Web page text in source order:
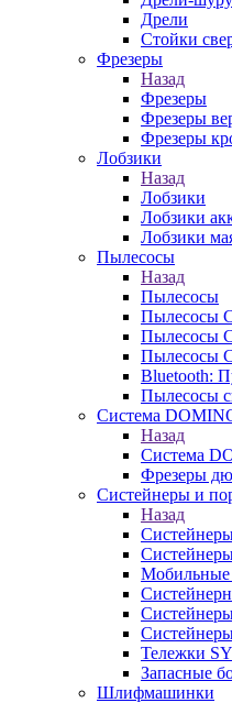
Дрели
Стойки
Фрезеры
Назад
Фрезеры
Фрезеры
Фрезеры
Лобзики
Назад
Лобзики
Лобзики
Лобзики
Пылесосы
Назад
Пылесосы
Пылесосы
Пылесосы
Пылесосы
Bluetooth:
Пылесосы
Система
Назад
Система
Фрезеры
Систейнеры и
Назад
Мобильные
Тележки
Запасные
Шлифмашинки